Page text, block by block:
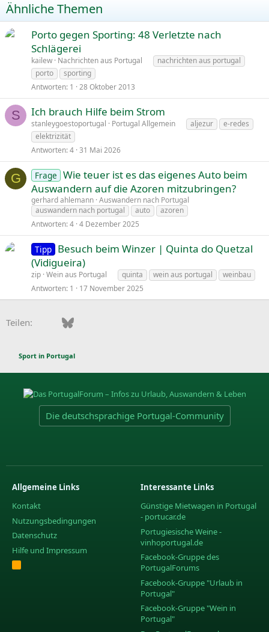
Ähnliche Themen
Porto gegen Sporting: 48 Verletzte nach
Schlägerei
kailew Nachrichten aus Portugal
nachrichten aus portugal
porto
sporting
Antworten 1 28 Oktober 2013
S Ich brauch Hilfe beim Strom
stanleygoestoportugal Portugal Allgemein aljezur
e-redes
elektrizität
Antworten 4 31 Mai 2026
G Frage Wie teuer ist es das eigenes Auto beim
Auswandern auf die Azoren mitzubringen?
gerhard ahlemann Auswandern nach Portugal
auswandern nach portugal
auto
azoren
Antworten 4 4 Dezember 2025
Tipp Besuch beim Winzer | Quinta do Quetzal
(Vidigueira)
zip Wein aus Portugal quinta wein aus portugal
weinbau
Antworten 1 17 November 2025
Teilen: FacebookBluesky
Sport in Portugal
Die deutschsprachige Portugal-Community
Allgemeine Links
Kontakt
Nutzungsbedingungen
Datenschutz
Hilfe und Impressum
R
Interessante Links
Günstige Mietwagen in Portugal
- portucar.de
Portugiesische Weine -
vinhoportugal.de
Facebook-Gruppe des
PortugalForums
Facebook-Gruppe "Urlaub in
Portugal"
Facebook-Gruppe "Wein in
Portugal"